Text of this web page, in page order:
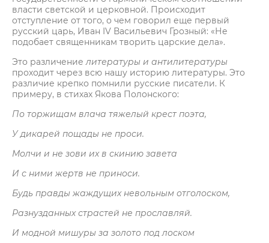
власти светской и церковной. Происходит
отступление от того, о чем говорил еще первый
русский царь, Иван IV Васильевич Грозный: «Не
подобает священникам творить царские дела».
Это различениелитературы и антилитературы
проходит через всю нашу историю литературы. Это
различие крепко помнили русские писатели. К
примеру, в стихах Якова Полонского:
По торжищам влача тяжелый крест поэта,
У дикарей пощады не проси.
Молчи и не зови их в скинию завета
И с ними жертв не приноси.
Будь правды жаждущих невольным отголоском,
Разнузданных страстей не прославляй.
И модной мишуры за золото под лоском